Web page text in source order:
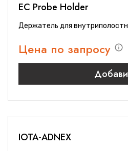
EC Probe Holder
Держатель для
Цена по запросу
IOTA-ADNEX